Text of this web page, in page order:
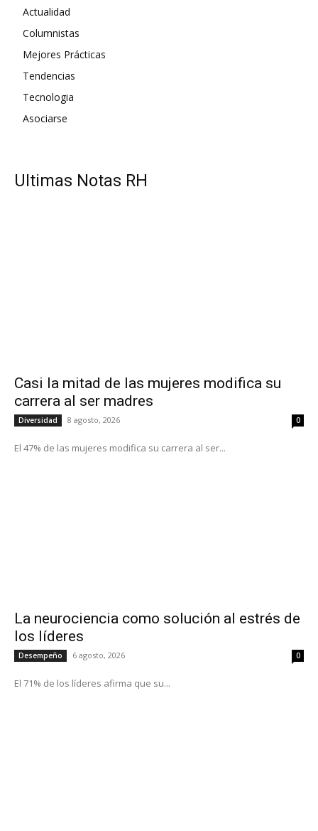
Actualidad
Columnistas
Mejores Prácticas
Tendencias
Tecnologia
Asociarse
UItimas Notas RH
Casi la mitad de las mujeres modifica su
carrera al ser madres
Diversidad 8 agosto, 2026 0
El 47% de las mujeres modifica su carrera al ser...
La neurociencia como solución al estrés de
los líderes
Desempeño 6 agosto, 2026 0
El 71% de los líderes afirma que su...